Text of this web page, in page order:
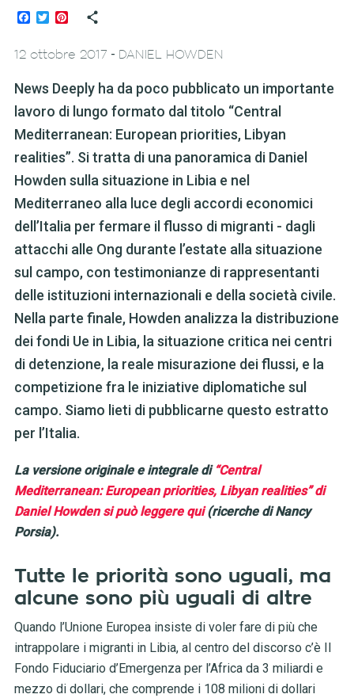
Facebook
TwitterPinterest
12 ottobre 2017 - DANIEL HOWDEN
News Deeply ha da poco pubblicato un importante
lavoro di lungo formato dal titolo “Central
Mediterranean: European priorities, Libyan
realities”. Si tratta di una panoramica di Daniel
Howden sulla situazione in Libia e nel
Mediterraneo alla luce degli accordi economici
dell’Italia per fermare il flusso di migranti - dagli
attacchi alle Ong durante l’estate alla situazione
sul campo, con testimonianze di rappresentanti
delle istituzioni internazionali e della società civile.
Nella parte finale, Howden analizza la distribuzione
dei fondi Ue in Libia, la situazione critica nei centri
di detenzione, la reale misurazione dei flussi, e la
competizione fra le iniziative diplomatiche sul
campo. Siamo lieti di pubblicarne questo estratto
per l’Italia.
La versione originale e integrale di “Central
Mediterranean: European priorities, Libyan realities” di
Daniel Howden si può leggere qui(ricerche di Nancy
Porsia).
Tutte le priorità sono uguali, ma
alcune sono più uguali di altre
Quando l’Unione Europea insiste di voler fare di più che
intrappolare i migranti in Libia, al centro del discorso c’è Il
Fondo Fiduciario d’Emergenza per l’Africa da 3 miliardi e
mezzo di dollari, che comprende i 108 milioni di dollari